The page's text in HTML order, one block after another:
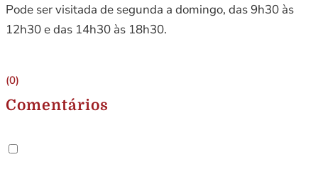
Pode ser visitada de segunda a domingo, das 9h30 às
12h30 e das 14h30 às 18h30.
(0)
Comentários